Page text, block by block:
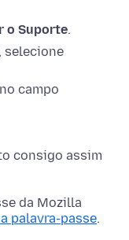
o Suporte.
, selecione
no campo
consigo assim
da Mozilla
palavra-passe.